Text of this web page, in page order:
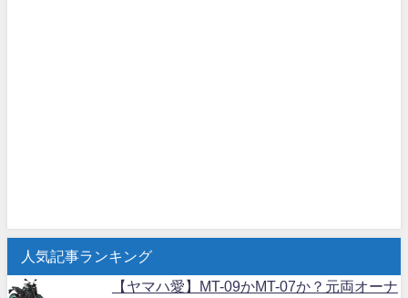
人気記事ランキング
【ヤマハ愛】MT-09かMT-07か？元両オーナ